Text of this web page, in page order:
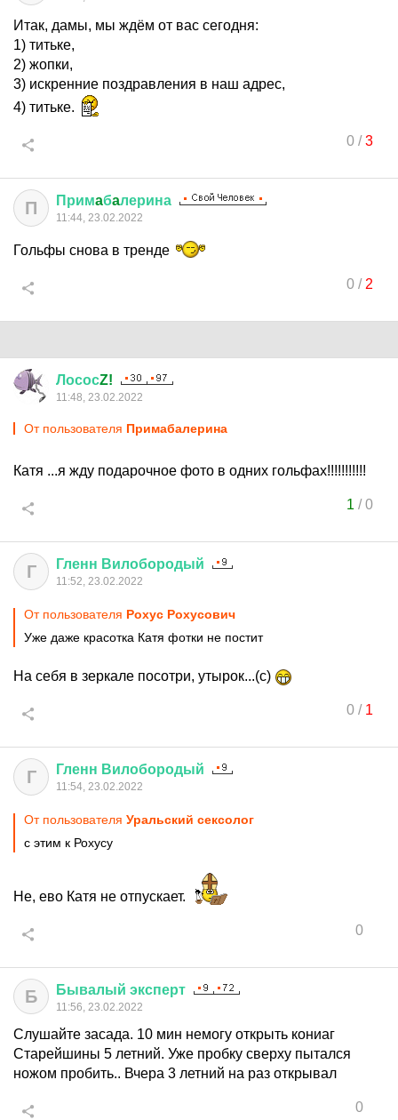
Итак, дамы, мы ждём от вас сегодня:
1) титьке,
2) жопки,
3) искренние поздравления в наш адрес,
4) титьке.
0/3
П Примaбaлерина
11:44, 23.02.2022
Гольфы снова в тренде
0/ 2
ЛососZ!
11:48, 23.02.2022
От пользователя Примaбaлерина
Катя ...я жду подарочное фото в одних гольфах!!!!!!!!!!!
1 /0
Г Гленн Вилобородый
11:52, 23.02.2022
От пользователя Рохус Рохусович
Уже даже красотка Катя фотки не постит
На себя в зеркале посотри, утырок...(с)
0/ 1
Г Гленн Вилобородый
11:54, 23.02.2022
От пользователя Уральский сексолог
с этим к Рохусу
Не, ево Катя не отпускает.
0
Б Бывалый эксперт
11:56, 23.02.2022
Слушайте засада. 10 мин немогу открыть кониаг
Старейшины 5 летний. Уже пробку сверху пытался
ножом пробить.. Вчера 3 летний на раз открывал
0